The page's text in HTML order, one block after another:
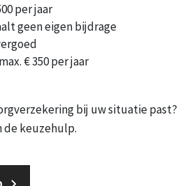
per jaar
geen eigen bijdrage
€ 350 per jaar
bij uw situatie past?
de keuzehulp.